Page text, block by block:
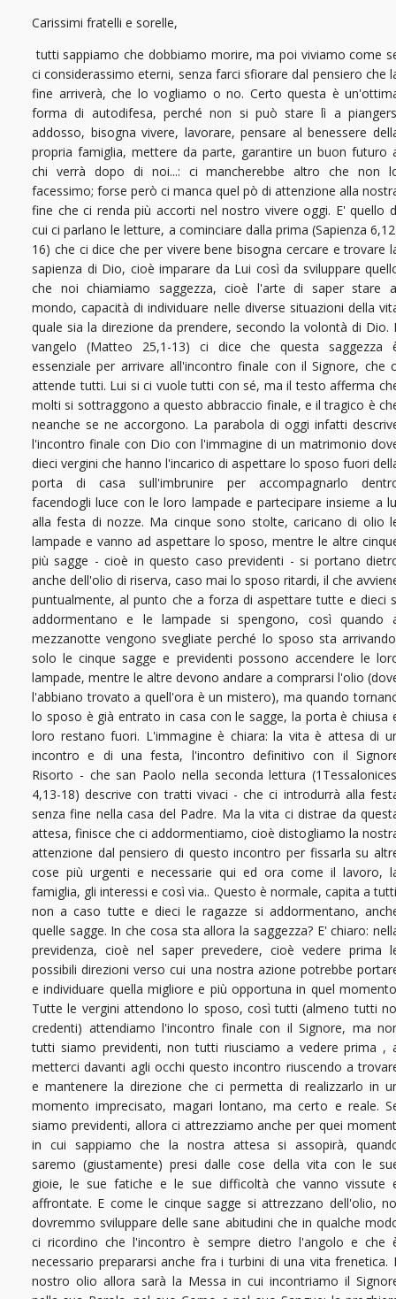
Carissimi fratelli e sorelle,
tutti sappiamo che dobbiamo morire, ma poi viviamo come
ci considerassimo eterni, senza farci sfiorare dal pensiero che
fine arriverà, che lo vogliamo o no. Certo questa è
forma di autodifesa, perché non si può stare lì a
addosso, bisogna vivere, lavorare, pensare al benessere
propria famiglia, mettere da parte, garantire un buon futuro
chi verrà dopo di noi...: ci mancherebbe altro che non
facessimo; forse però ci manca quel pò di attenzione alla
fine che ci renda più accorti nel nostro vivere oggi. E' quello
cui ci parlano le letture, a cominciare dalla prima (Sapienza
16) che ci dice che per vivere bene bisogna cercare e trovare
sapienza di Dio, cioè imparare da Lui così da sviluppare
che noi chiamiamo saggezza, cioè l'arte di saper stare
mondo, capacità di individuare nelle diverse situazioni della
quale sia la direzione da prendere, secondo la volontà di Dio.
vangelo (Matteo 25,1-13) ci dice che questa saggezza
essenziale per arrivare all'incontro finale con il Signore, che
attende tutti. Lui si ci vuole tutti con sé, ma il testo afferma
molti si sottraggono a questo abbraccio finale, e il tragico è
neanche se ne accorgono. La parabola di oggi infatti
l'incontro finale con Dio con l'immagine di un matrimonio
dieci vergini che hanno l'incarico di aspettare lo sposo fuori
porta di casa sull'imbrunire per accompagnarlo
facendogli luce con le loro lampade e partecipare insieme a
alla festa di nozze. Ma cinque sono stolte, caricano di olio
lampade e vanno ad aspettare lo sposo, mentre le altre
più sagge - cioè in questo caso previdenti - si portano
anche dell'olio di riserva, caso mai lo sposo ritardi, il che
puntualmente, al punto che a forza di aspettare tutte e dieci
addormentano e le lampade si spengono, così quando
mezzanotte vengono svegliate perché lo sposo sta
solo le cinque sagge e previdenti possono accendere le
lampade, mentre le altre devono andare a comprarsi l'olio
l'abbiano trovato a quell'ora è un mistero), ma quando
lo sposo è già entrato in casa con le sagge, la porta è chiusa
loro restano fuori. L'immagine è chiara: la vita è attesa di
incontro e di una festa, l'incontro definitivo con il
Risorto - che san Paolo nella seconda lettura
4,13-18) descrive con tratti vivaci - che ci introdurrà alla
senza fine nella casa del Padre. Ma la vita ci distrae da
attesa, finisce che ci addormentiamo, cioè distogliamo la
attenzione dal pensiero di questo incontro per fissarla su
cose più urgenti e necessarie qui ed ora come il lavoro,
famiglia, gli interessi e così via.. Questo è normale, capita a
non a caso tutte e dieci le ragazze si addormentano,
quelle sagge. In che cosa sta allora la saggezza? E' chiaro:
previdenza, cioè nel saper prevedere, cioè vedere prima
possibili direzioni verso cui una nostra azione potrebbe
e individuare quella migliore e più opportuna in quel
Tutte le vergini attendono lo sposo, così tutti (almeno tutti
credenti) attendiamo l'incontro finale con il Signore, ma
tutti siamo previdenti, non tutti riusciamo a vedere prima ,
metterci davanti agli occhi questo incontro riuscendo a
e mantenere la direzione che ci permetta di realizzarlo in
momento imprecisato, magari lontano, ma certo e reale.
siamo previdenti, allora ci attrezziamo anche per quei
in cui sappiamo che la nostra attesa si assopirà,
saremo (giustamente) presi dalle cose della vita con le
gioie, le sue fatiche e le sue difficoltà che vanno vissute
affrontate. E come le cinque sagge si attrezzano dell'olio,
dovremmo sviluppare delle sane abitudini che in qualche
ci ricordino che l'incontro è sempre dietro l'angolo e che
necessario prepararsi anche fra i turbini di una vita frenetica.
nostro olio allora sarà la Messa in cui incontriamo il